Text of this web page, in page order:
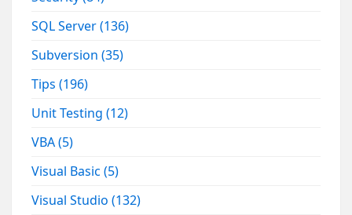
SQL Server(136)
Subversion(35)
Tips(196)
Unit Testing(12)
VBA(5)
Visual Basic(5)
Visual Studio(132)